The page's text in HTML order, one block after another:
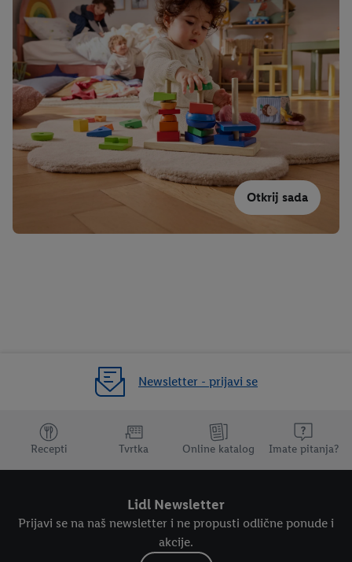
Otkrij sada
Newsletter - prijavi se
Dodatne teme
Recepti Tvrtka Online katalog Imate pitanja?
Lidl Newsletter
Prijavi se na naš newsletter i ne propusti odlične ponude i
akcije.